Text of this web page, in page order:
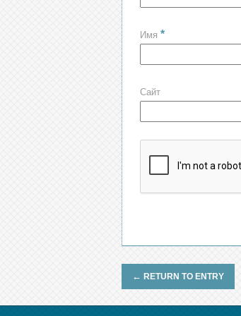
Имя *
Сайт
← RETURN TO ENTRY